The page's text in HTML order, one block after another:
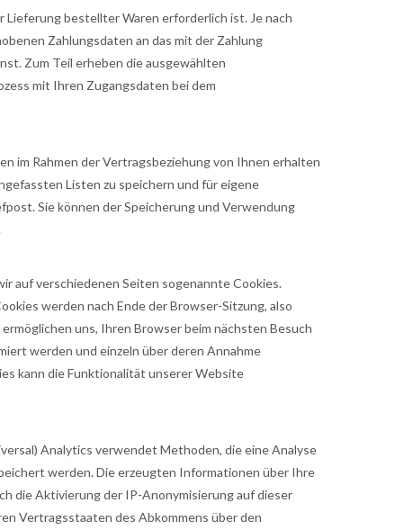
bestellter Waren erforderlich ist. Je nach
Zahlungsdaten an das mit der Zahlung
Zum Teil erheben die ausgewählten
mit Ihren Zugangsdaten bei dem
im Rahmen der Vertragsbeziehung von Ihnen erhalten
Listen zu speichern und für eigene
Sie können der Speicherung und Verwendung
auf verschiedenen Seiten sogenannte Cookies.
werden nach Ende der Browser-Sitzung, also
uns, Ihren Browser beim nächsten Besuch
werden und einzeln über deren Annahme
kann die Funktionalität unserer Website
Analytics verwendet Methoden, die eine Analyse
werden. Die erzeugten Informationen über Ihre
die Aktivierung der IP-Anonymisierung auf dieser
Vertragsstaaten des Abkommens über den